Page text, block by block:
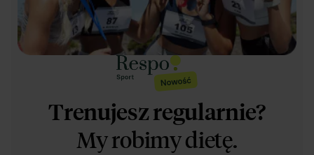
Trenujesz regularnie?
My robimy dietę.